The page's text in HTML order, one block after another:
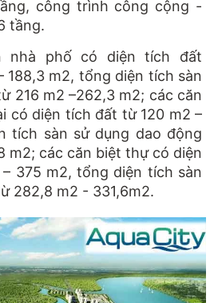
công trình công cộng -
tầng.
nhà phố có diện tích đất
188,3 m2, tổng diện tích sàn
216 m2 –262,3 m2; các căn
có diện tích đất từ 120 m2 –
tích sàn sử dụng dao động
m2; các căn biệt thự có diện
375 m2, tổng diện tích sàn
282,8 m2 - 331,6m2.